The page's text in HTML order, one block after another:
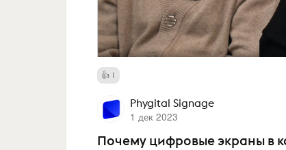
1
Phygital Signage
1 дек 2023
Почему цифровые экраны в